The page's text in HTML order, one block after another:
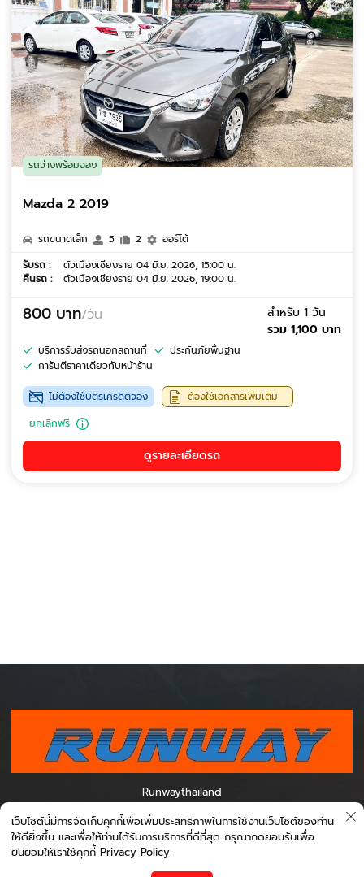
รถว่างพร้อมจอง
Mazda 2 2019
รถขนาดเล็ก 5 2
ออร์โต้
รับรถ :
ตัวเมืองเชียงราย 04 มิ.ย. 2026, 15:00 น.
คืนรถ :
ตัวเมืองเชียงราย 04 มิ.ย. 2026, 19:00 น.
800 บาท/วัน
สำหรับ 1 วัน
รวม 1,100 บาท
บริการรับส่งรถนอกสถานที่
ประกันภัยพื้นฐาน
การันตีราคาเดียวกับหน้าร้าน
ไม่ต้องใช้บัตรเครดิตจอง
ต้องใช้เอกสารเพิ่มเติม
ยกเลิกฟรี
ดูรายละเอียดรถ
Runwaythailand
0995012788 เวลา 07.00-16.00 0954494887 เวลา 11.00-20.00
0971168820 เวลา 13.00-22.00 0998709337 เวลา 22.00-07.00
เกี่ยวกับ Bookingcarrent
ข้อตกลงและเงื่อนไข
เว็บไซต์นี้มีการจัดเก็บคุกกี้เพื่อเพิ่มประสิทธิภาพในการใช้งานเว็บไซต์ของท่าน
ให้ดียิ่งขึ้น และเพื่อให้ท่านได้รับการบริการที่ดีที่สุด กรุณากดยอมรับเพื่อ
ยินยอมให้เราใช้คุกกี้ Privacy Policy